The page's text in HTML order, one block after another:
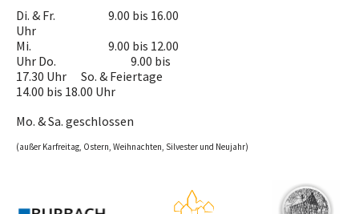
Di. & Fr. 9.00 bis 16.00
Uhr
Mi. 9.00 bis 12.00
Uhr Do. 9.00 bis
17.30 Uhr So. & Feiertage
14.00 bis 18.00 Uhr
Mo. & Sa. geschlossen
(außer Karfreitag, Ostern, Weihnachten, Silvester und Neujahr)